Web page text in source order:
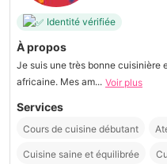
Identité vérifiée
À propos
Je suis une très bonne cuisinière
africaine. Mes am... Voir plus
Services
Cours de cuisine débutant
Cuisine saine et équilibrée